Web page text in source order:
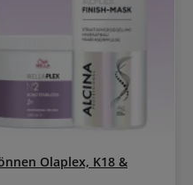
Olaplex, K18 &